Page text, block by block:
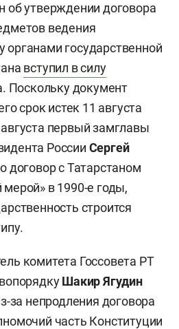
об утверждении договора
ведения
государственной
вступил в силу
Поскольку документ
срок истек 11 августа
первый замглавы
России Сергей
договор с Татарстаном
в 1990-е годы,
строится
комитета Госсовета РТ
Шакир Ягудин
за непродления договора
часть Конституции